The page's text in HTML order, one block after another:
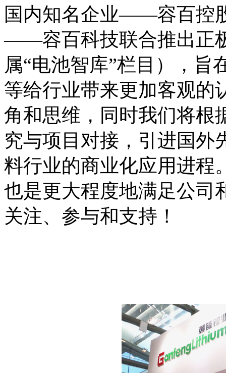
国内知名企业——容百控
——容百科技联合推出正
属“电池智库”栏目），旨
等给行业带来更加客观的
角和思维，同时我们将根
究与项目对接，引进国外
料行业的商业化应用进程
也是更大程度地满足公司
关注、参与和支持！